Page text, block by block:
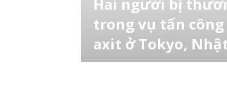
trong vụ tấn
axit ở Tokyo,
Cảnh sát cho biết, một người